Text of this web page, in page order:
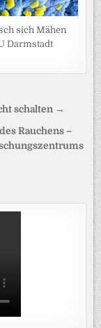
sich Mähen
Darmstadt
schalten →
Rauchens –